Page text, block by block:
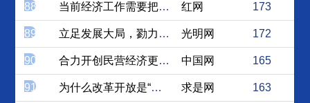
88 当前经济工作需要把握的几个... 红网 173
89 立足发展大局，勠力自主创新 光明网 172
90 合力开创民营经济更加美好的... 中国网 165
91 为什么改革开放是“第二次革... 求是网 163